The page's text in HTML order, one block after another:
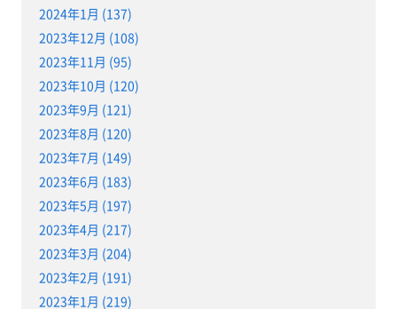
2024年1月 (137)
2023年12月 (108)
2023年11月 (95)
2023年10月 (120)
2023年9月 (121)
2023年8月 (120)
2023年7月 (149)
2023年6月 (183)
2023年5月 (197)
2023年4月 (217)
2023年3月 (204)
2023年2月 (191)
2023年1月 (219)